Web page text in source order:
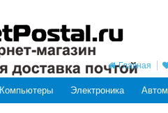
Главная
Компьютеры Электроника